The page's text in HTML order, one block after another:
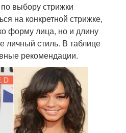
выбору стрижки
на конкретной стрижке,
форму лица, но и длину
личный стиль. В таблице
рекомендации.